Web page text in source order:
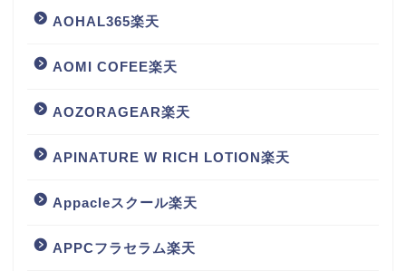
AOHAL365楽天
AOMI COFEE楽天
AOZORAGEAR楽天
APINATURE W RICH LOTION楽天
Appacleスクール楽天
APPCフラセラム楽天